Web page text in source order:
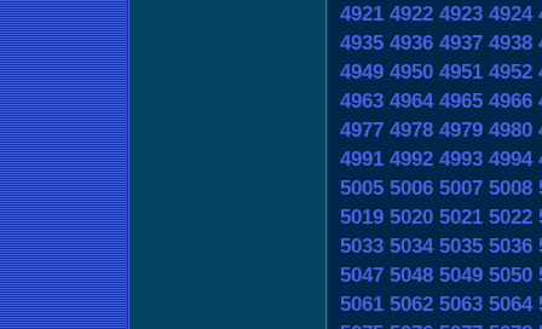
4921 4922 4923 4924
4935 4936 4937 4938
4949 4950 4951 4952
4963 4964 4965 4966
4977 4978 4979 4980
4991 4992 4993 4994
5005 5006 5007 5008
5019 5020 5021 5022
5033 5034 5035 5036
5047 5048 5049 5050
5061 5062 5063 5064